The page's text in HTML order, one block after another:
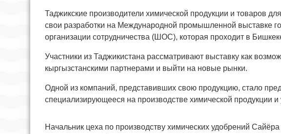
Таджикские производители химической продукции и товаров
свои разработки на Международной промышленной выставке
организации сотрудничества (ШОС), которая проходит в
Участники из Таджикистана рассматривают выставку как
кыргызстанскими партнерами и выйти на новые рынки.
Одной из компаний, представивших свою продукцию, стало
специализирующееся на производстве химической продукции и
Начальник цеха по производству химических удобрений